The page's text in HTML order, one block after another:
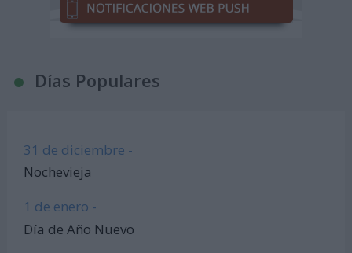
Días Populares
31 de diciembre -
Nochevieja
1 de enero -
Día de Año Nuevo